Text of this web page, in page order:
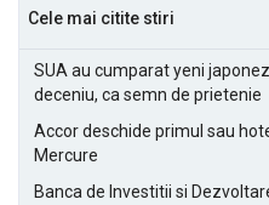
Cele mai citite stiri
SUA au cumparat yeni
deceniu, ca semn de prietenie
Accor deschide primul sau
Mercure
Banca de Investitii si